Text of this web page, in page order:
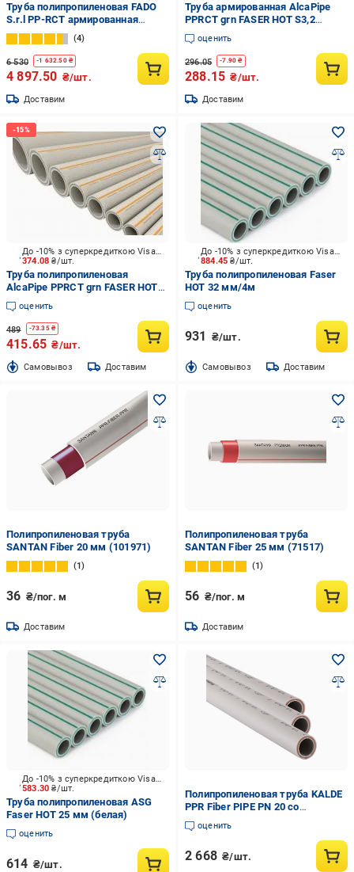
Труба полипропиленовая FADO
S.r.l PP-RCT армированная
стекловолокном (PPR-FB-PPR)
PN-25 75х12,5
4
6 530 -1 632.50₴
4 897.50 ₴/шт.
Доставим
Труба армированная AlcaPipe
PPRCT grn FASER HOT S3,2
SDR7,4 20x2,8 2 м
оценить
296.05 -7.90 ₴
288.15 ₴/шт.
Доставим
374.08₴/шт.
До -10% з суперкредиткою Visa Вигода
Труба полипропиленовая
AlcaPipe PPRCT grn FASER HOT
S3,2 SDR7,4 25x3,5 2m
оценить
489 -73.35₴
415.65 ₴/шт.
Cамовывоз Доставим
884.45₴/шт.
До -10% з суперкредиткою Visa Вигода
Труба полипропиленовая Faser
HOT 32 мм/4м
оценить
931 ₴/шт.
Cамовывоз Доставим
Полипропиленовая труба
SANTAN Fiber 20 мм (101971)
1
36 ₴/пог. м
Доставим
Полипропиленовая труба
SANTAN Fiber 25 мм (71517)
1
56 ₴/пог. м
Доставим
583.30₴/шт.
До -10% з суперкредиткою Visa Вигода
Труба полипропиленовая ASG
Faser HOT 25 мм (белая)
оценить
614 ₴/шт.
Полипропиленовая труба KALDE
PPR Fiber PIPE PN 20 со
стекловолокном d 125 мм
(000031305)
оценить
2 668 ₴/шт.